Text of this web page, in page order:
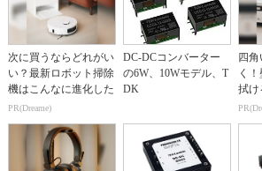
次に買うならどれがい
い？最新ロボット掃除
機はこんなに進化した
PR(Dreame)
DC-DCコンバーター
の6W、10Wモデル、T
DK
四
く
拭け